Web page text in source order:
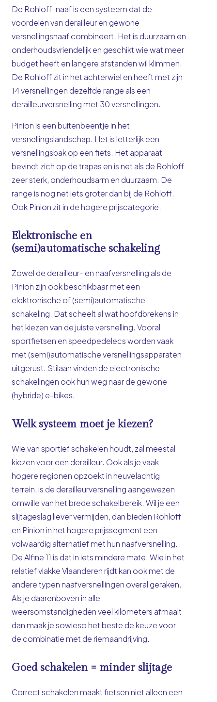
De Rohloff-naaf is een systeem dat de
voordelen van derailleur en gewone
versnellingsnaaf combineert. Het is duurzaam en
onderhoudsvriendelijk en geschikt wie wat meer
budget heeft en langere afstanden wil klimmen.
De Rohloff zit in het achterwiel en heeft met zijn
14 versnellingen dezelfde range als een
derailleurversnelling met 30 versnellingen.
Pinion is een buitenbeentje in het
versnellingslandschap. Het is letterlijk een
versnellingsbak op een fiets. Het apparaat
bevindt zich op de trapas en is net als de Rohloff
zeer sterk, onderhoudsarm en duurzaam. De
range is nog net iets groter dan bij de Rohloff.
Ook Pinion zit in de hogere prijscategorie.
Elektronische en
(semi)automatische schakeling
Zowel de derailleur- en naafversnelling als de
Pinion zijn ook beschikbaar met een
elektronische of (semi)automatische
schakeling. Dat scheelt al wat hoofdbrekens in
het kiezen van de juiste versnelling. Vooral
sportfietsen en speedpedelecs worden vaak
met (semi)automatische versnellingsapparaten
uitgerust. Stilaan vinden de electronische
schakelingen ook hun weg naar de gewone
(hybride) e-bikes.
Welk systeem moet je kiezen?
Wie van sportief schakelen houdt, zal meestal
kiezen voor een derailleur. Ook als je vaak
hogere regionen opzoekt in heuvelachtig
terrein, is de derailleurversnelling aangewezen
omwille van het brede schakelbereik. Wil je een
slijtageslag liever vermijden, dan bieden Rohloff
en Pinion in het hogere prijssegment een
volwaardig alternatief met hun naafversnelling.
De Alfine 11 is dat in iets mindere mate. Wie in het
relatief vlakke Vlaanderen rijdt kan ook met de
andere typen naafversnellingen overal geraken.
Als je daarenboven in alle
weersomstandigheden veel kilometers afmaalt
dan maak je sowieso het beste de keuze voor
de combinatie met de riemaandrijving.
Goed schakelen = minder slijtage
Correct schakelen maakt fietsen niet alleen een